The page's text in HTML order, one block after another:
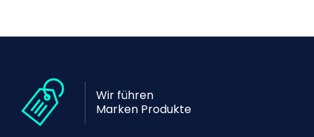
Wir führen
Marken Produkte